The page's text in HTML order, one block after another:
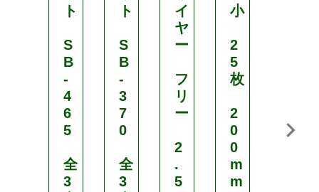
ト
S
B
-
4
6
5
全
3
ト
S
B
-
3
7
0
全
3
イ
ヤ
ー
フ
リ
ー
2
.
5
小
2
5
枚
2
0
0
m
m
m